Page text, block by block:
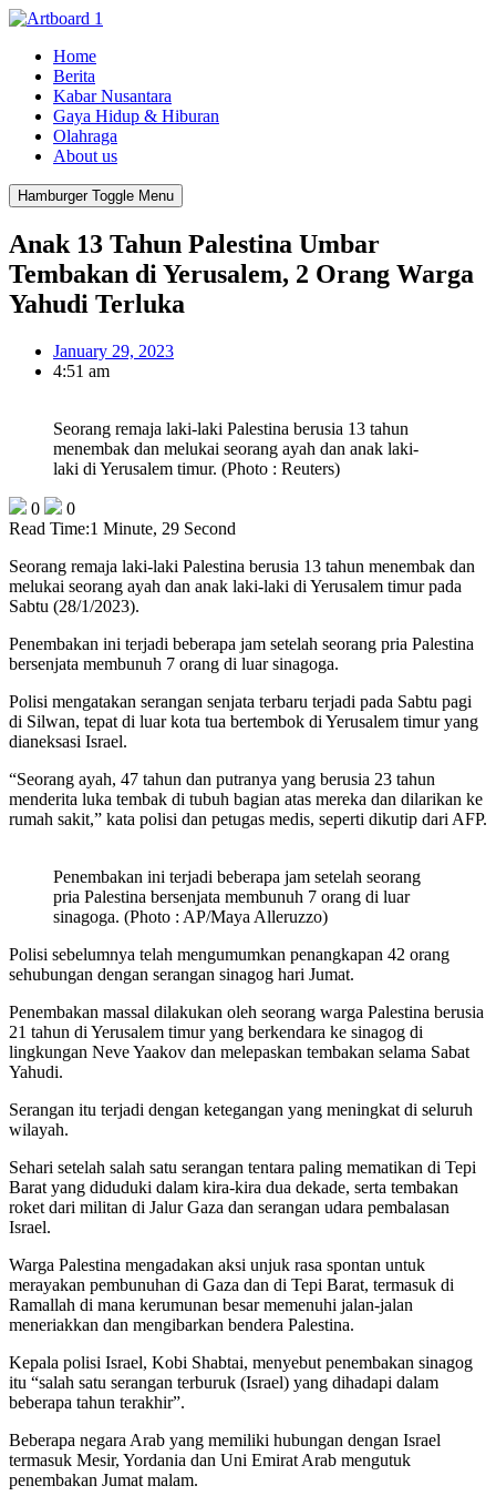
Home
Berita
Kabar Nusantara
Gaya Hidup & Hiburan
Olahraga
About us
Hamburger Toggle Menu
Anak 13 Tahun Palestina Umbar
Tembakan di Yerusalem, 2 Orang Warga
Yahudi Terluka
January 29, 2023
4:51 am
Seorang remaja laki-laki Palestina berusia 13 tahun
menembak dan melukai seorang ayah dan anak laki-
laki di Yerusalem timur. (Photo : Reuters)
0
0
Read Time:1 Minute, 29 Second
Seorang remaja laki-laki Palestina berusia 13 tahun menembak dan
melukai seorang ayah dan anak laki-laki di Yerusalem timur pada
Sabtu (28/1/2023).
Penembakan ini terjadi beberapa jam setelah seorang pria Palestina
bersenjata membunuh 7 orang di luar sinagoga.
Polisi mengatakan serangan senjata terbaru terjadi pada Sabtu pagi
di Silwan, tepat di luar kota tua bertembok di Yerusalem timur yang
dianeksasi Israel.
“Seorang ayah, 47 tahun dan putranya yang berusia 23 tahun
menderita luka tembak di tubuh bagian atas mereka dan dilarikan ke
rumah sakit,” kata polisi dan petugas medis, seperti dikutip dari AFP.
Penembakan ini terjadi beberapa jam setelah seorang
pria Palestina bersenjata membunuh 7 orang di luar
sinagoga. (Photo : AP/Maya Alleruzzo)
Polisi sebelumnya telah mengumumkan penangkapan 42 orang
sehubungan dengan serangan sinagog hari Jumat.
Penembakan massal dilakukan oleh seorang warga Palestina berusia
21 tahun di Yerusalem timur yang berkendara ke sinagog di
lingkungan Neve Yaakov dan melepaskan tembakan selama Sabat
Yahudi.
Serangan itu terjadi dengan ketegangan yang meningkat di seluruh
wilayah.
Sehari setelah salah satu serangan tentara paling mematikan di Tepi
Barat yang diduduki dalam kira-kira dua dekade, serta tembakan
roket dari militan di Jalur Gaza dan serangan udara pembalasan
Israel.
Warga Palestina mengadakan aksi unjuk rasa spontan untuk
merayakan pembunuhan di Gaza dan di Tepi Barat, termasuk di
Ramallah di mana kerumunan besar memenuhi jalan-jalan
meneriakkan dan mengibarkan bendera Palestina.
Kepala polisi Israel, Kobi Shabtai, menyebut penembakan sinagog
itu “salah satu serangan terburuk (Israel) yang dihadapi dalam
beberapa tahun terakhir”.
Beberapa negara Arab yang memiliki hubungan dengan Israel
termasuk Mesir, Yordania dan Uni Emirat Arab mengutuk
penembakan Jumat malam.